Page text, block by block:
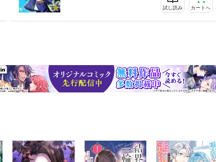
試し読み カートへ